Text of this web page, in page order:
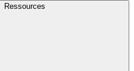
Ressources